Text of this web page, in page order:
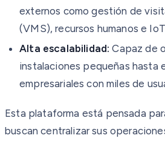
externos como gestión de
(VMS), recursos humanos e
Alta escalabilidad: Capaz de
instalaciones pequeñas hasta
empresariales con miles de
Esta plataforma está pensada
buscan centralizar sus